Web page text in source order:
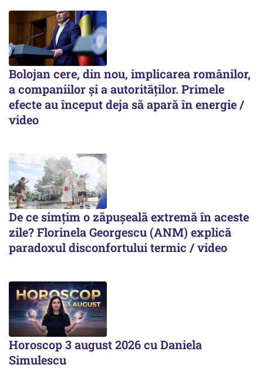
Bolojan cere, din nou, implicarea românilor,
a companiilor și a autorităților. Primele
efecte au început deja să apară în energie /
video
De ce simțim o zăpușeală extremă în aceste
zile? Florinela Georgescu (ANM) explică
paradoxul disconfortului termic / video
Horoscop 3 august 2026 cu Daniela
Simulescu